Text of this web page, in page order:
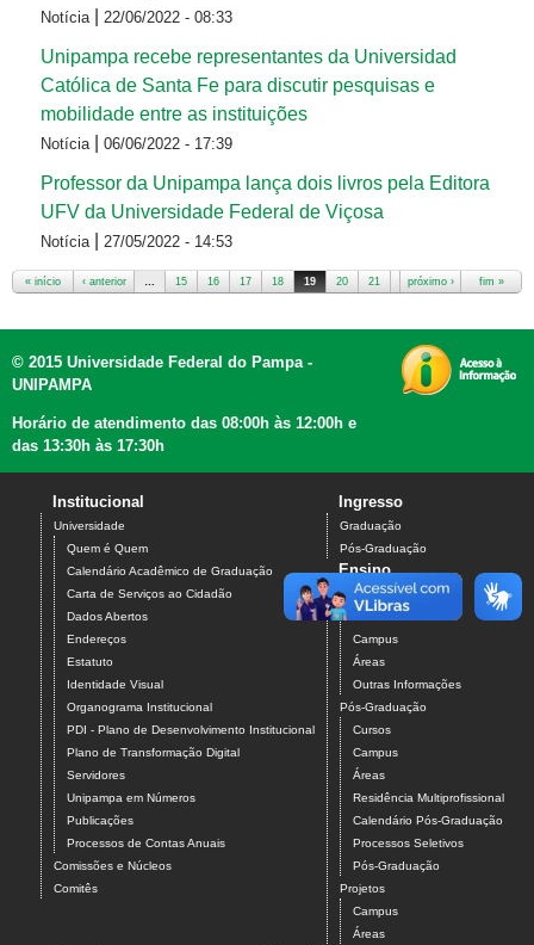
Notícia 22/06/2022 - 08:33
Unipampa recebe representantes da Universidad
Católica de Santa Fe para discutir pesquisas e
mobilidade entre as instituições
Notícia 06/06/2022 - 17:39
Professor da Unipampa lança dois livros pela Editora
UFV da Universidade Federal de Viçosa
Notícia 27/05/2022 - 14:53
« início ‹ anterior … 15 16 17 18 19 20 21 22 23
próximo › fim »
© 2015 Universidade Federal do Pampa -
UNIPAMPA
Horário de atendimento das 08:00h às 12:00h e
das 13:30h às 17:30h
Institucional
Universidade
Quem é Quem
Calendário Acadêmico de Graduação
Carta de Serviços ao Cidadão
Dados Abertos
Endereços
Estatuto
Identidade Visual
Organograma Institucional
PDI - Plano de Desenvolvimento Institucional
Plano de Transformação Digital
Servidores
Unipampa em Números
Publicações
Processos de Contas Anuais
Comissões e Núcleos
Comitês
Ingresso
Graduação
Pós-Graduação
Ensino
Graduação
Campus
Áreas
Outras Informações
Pós-Graduação
Cursos
Campus
Áreas
Residência Multiprofissional
Calendário Pós-Graduação
Processos Seletivos
Pós-Graduação
Projetos
Campus
Áreas